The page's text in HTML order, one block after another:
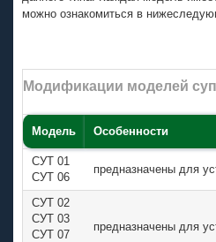
можно ознакомиться в
Модификации моделей
Модель Особенности
СУТ 01
СУТ 06
предназначены для
СУТ 02
СУТ 03
СУТ 07
предназначены для